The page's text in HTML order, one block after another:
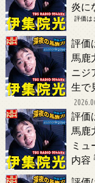
炎に
評価は
評価
馬鹿
ニジ
生で
評価
馬鹿
ミ
内容